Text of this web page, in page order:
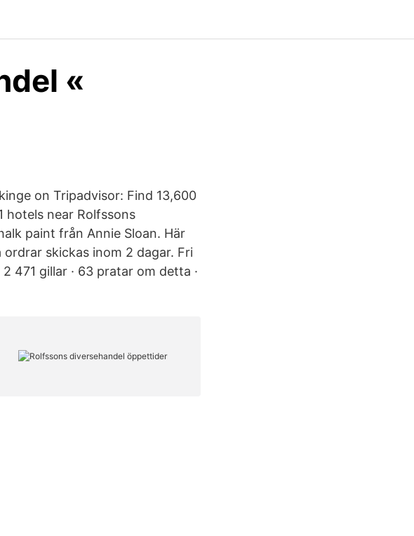
«
on Tripadvisor: Find 13,600
hotels near Rolfssons
paint från Annie Sloan. Här
skickas inom 2 dagar. Fri
471 gillar · 63 pratar om detta ·